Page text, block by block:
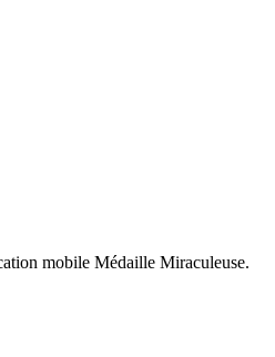
mobile Médaille Miraculeuse.